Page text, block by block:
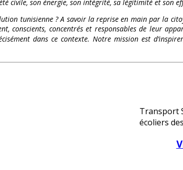
civile, son énergie, son intégrité, sa légitimité et son
tunisienne ? A savoir la reprise en main par la
conscients, concentrés et responsables de leur
dans ce contexte. Notre mission est
Transport
écoliers